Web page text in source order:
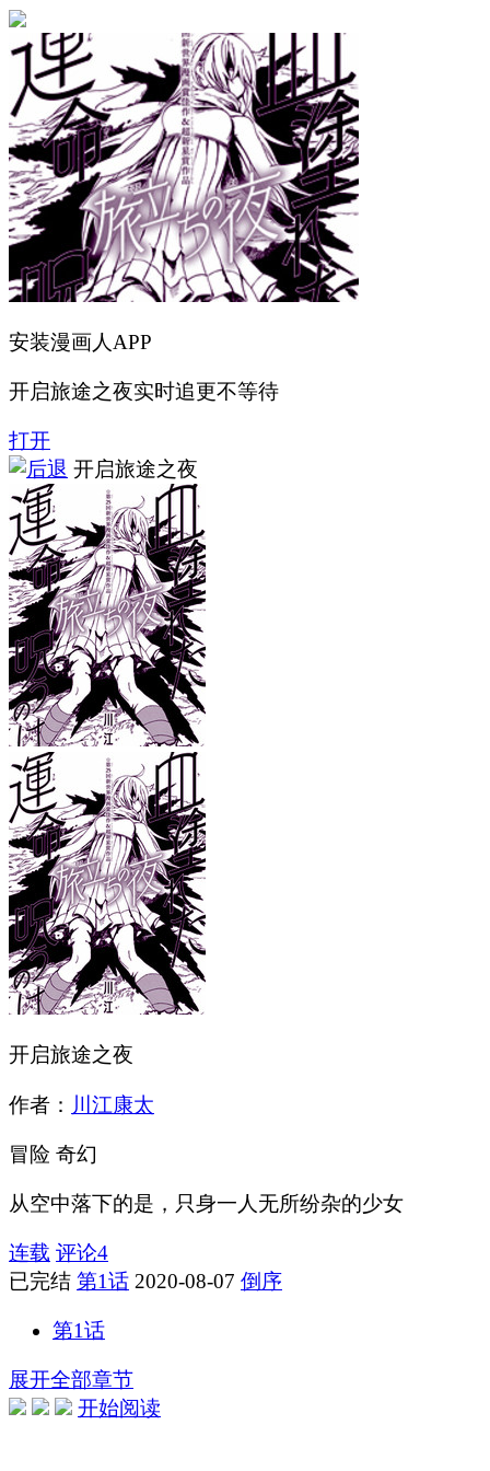
安装漫画人APP
开启旅途之夜实时追更不等待
打开
开启旅途之夜
开启旅途之夜
作者： 川江康太
冒险 奇幻
从空中落下的是，只身一人无所纷杂的少女
连载 评论4
已完结 第1话 2020-08-07 倒序
第1话
展开全部章节
开始阅读